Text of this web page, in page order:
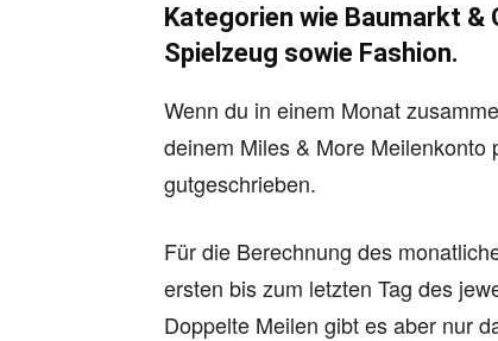
Kategorien wie Baumarkt &
Spielzeug sowie Fashion.
Wenn du in einem Monat
deinem Miles & More
gutgeschrieben.
Für die Berechnung des
ersten bis zum letzten Tag des
Doppelte Meilen gibt es aber nur